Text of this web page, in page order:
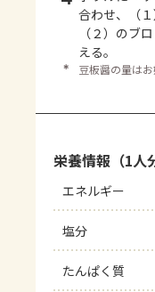
合わせ、（１
（２）のブ
える。
＊ 豆板醤の量は
栄養情報（1人
エネルギー
塩分
たんぱく質